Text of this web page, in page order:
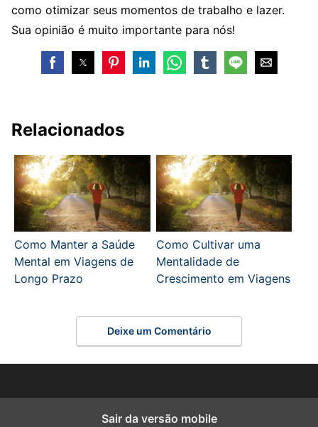
como otimizar seus momentos de trabalho e lazer.
Sua opinião é muito importante para nós!
Relacionados
Como Manter a Saúde
Mental em Viagens de
Longo Prazo
Como Cultivar uma
Mentalidade de
Crescimento em Viagens
Deixe um Comentário
Sair da versão mobile